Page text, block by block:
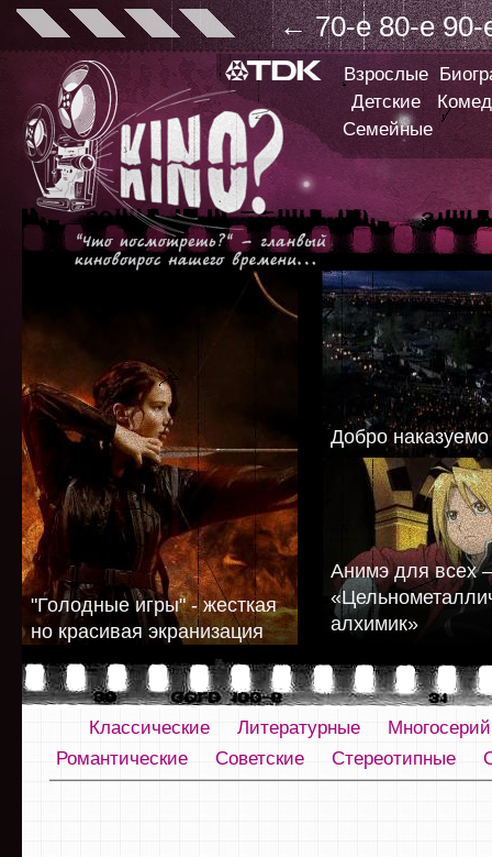
← 70-е 80-е 90-
Взрослые
Детские
Семейные
"Голодные игры" - жесткая
но красивая экранизация
Добро наказуемо
Анимэ для всех –
алхимик»
Классические Литературные
Романтические
Советские Стереотипные